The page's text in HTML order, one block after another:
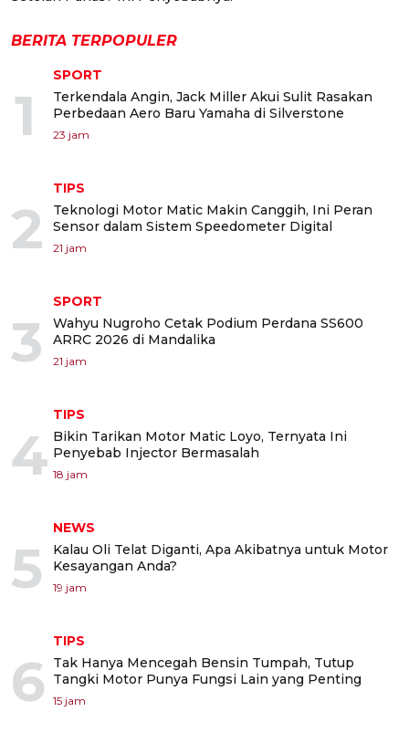
BERITA TERPOPULER
1
SPORT
Terkendala Angin, Jack Miller Akui Sulit Rasakan
Perbedaan Aero Baru Yamaha di Silverstone
23 jam
2
TIPS
Teknologi Motor Matic Makin Canggih, Ini Peran
Sensor dalam Sistem Speedometer Digital
21 jam
3
SPORT
Wahyu Nugroho Cetak Podium Perdana SS600
ARRC 2026 di Mandalika
21 jam
4
TIPS
Bikin Tarikan Motor Matic Loyo, Ternyata Ini
Penyebab Injector Bermasalah
18 jam
5
NEWS
Kalau Oli Telat Diganti, Apa Akibatnya untuk Motor
Kesayangan Anda?
19 jam
6
TIPS
Tak Hanya Mencegah Bensin Tumpah, Tutup
Tangki Motor Punya Fungsi Lain yang Penting
15 jam